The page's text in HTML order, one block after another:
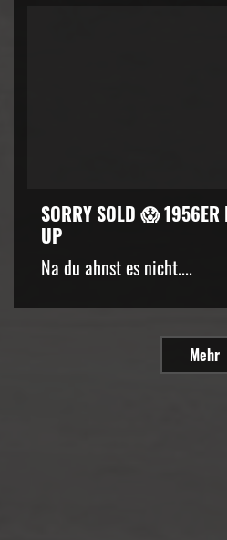
SORRY SOLD 😱
UP
Na du ahnst es nicht....
Mehr